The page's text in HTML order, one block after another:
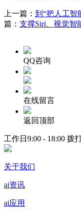
上一篇： 到“把人工智
篇： 支撑Siri、视觉智
QQ咨询
在线留言
返回顶部
工作日9:00 - 18:00 拨
关于我们
ai资讯
ai应用